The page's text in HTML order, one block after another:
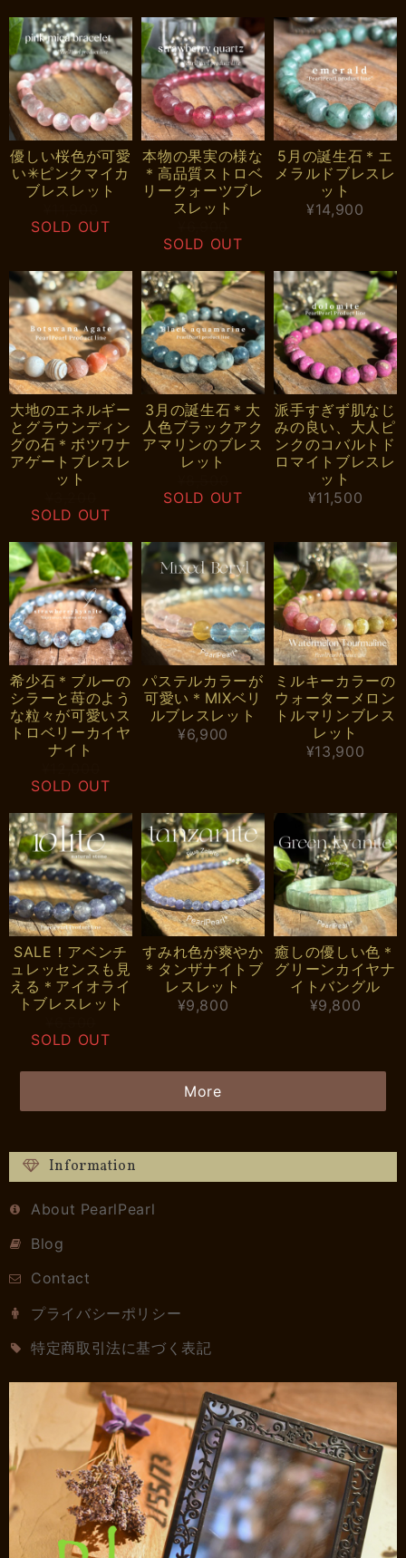
優しい桜色が可愛
い✳︎ピンクマイカ
ブレスレット
SOLD OUT
本物の果実の様な
＊高品質ストロベ
リークォーツブレ
スレット
SOLD OUT
5月の誕生石＊エ
メラルドブレスレ
ット
¥14,900
大地のエネルギー
とグラウンディン
グの石＊ボツワナ
アゲートブレスレ
ット
SOLD OUT
3月の誕生石＊大
人色ブラックアク
アマリンのブレス
レット
SOLD OUT
派手すぎず肌なじ
みの良い、大人ピ
ンクのコバルトド
ロマイトブレスレ
ット
¥11,500
希少石＊ブルーの
シラーと苺のよう
な粒々が可愛いス
トロベリーカイヤ
ナイト
SOLD OUT
パステルカラーが
可愛い＊MIXベリ
ルブレスレット
¥6,900
ミルキーカラーの
ウォーターメロン
トルマリンブレス
レット
¥13,900
SALE！アベンチ
ュレッセンスも見
える＊アイオライ
トブレスレット
SOLD OUT
すみれ色が爽やか
＊タンザナイトブ
レスレット
¥9,800
癒しの優しい色＊
グリーンカイヤナ
イトバングル
¥9,800
More
Information
About PearlPearl
Blog
Contact
プライバシーポリシー
特定商取引法に基づく表記